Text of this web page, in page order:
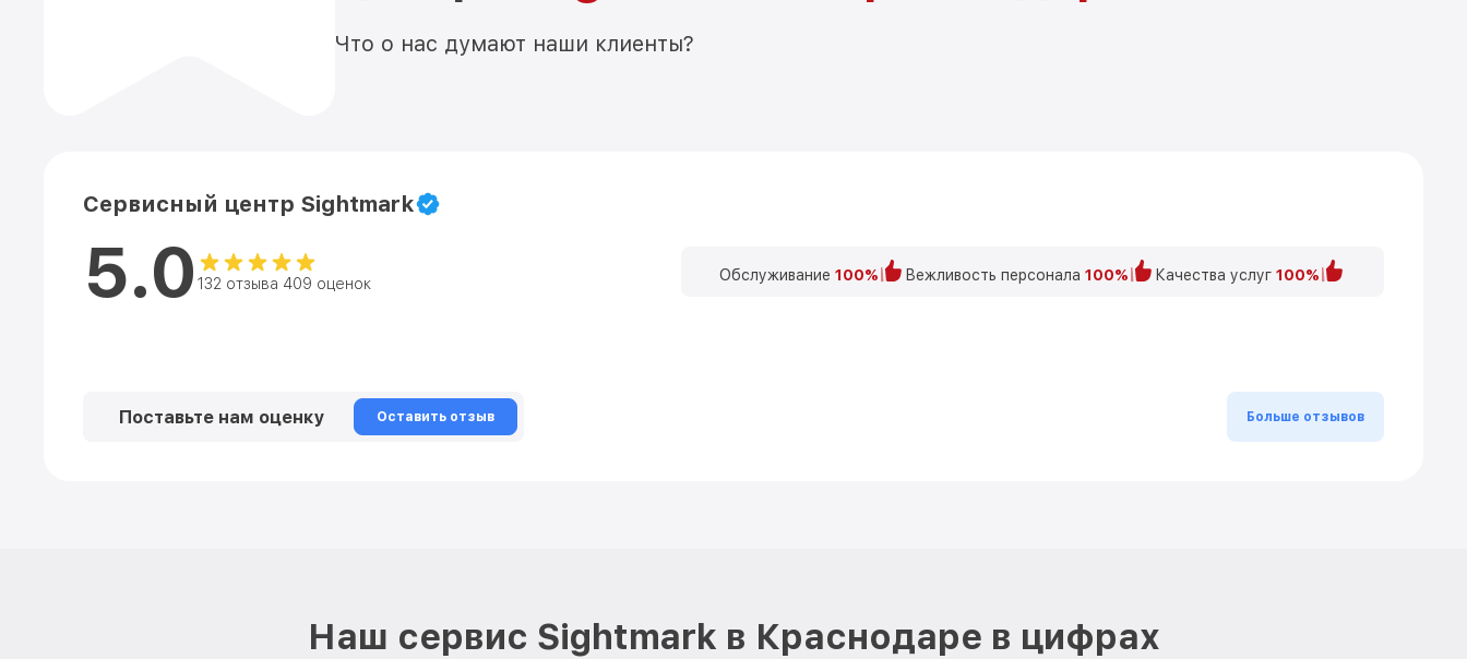
Что о нас думают наши клиенты?
Сервисный центр Sightmark
5.0 132 отзыва 409 оценок Обслуживание 100% Вежливость персонала 100% Качества услуг 100%
Поставьте нам оценку Оставить отзыв Больше отзывов
Наш сервис Sightmark в Краснодаре в цифрах